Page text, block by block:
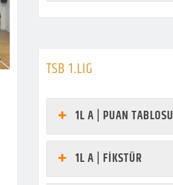
TSB 1.LIG
1L A | PUAN TABLOSU
1L A | FİKSTÜR